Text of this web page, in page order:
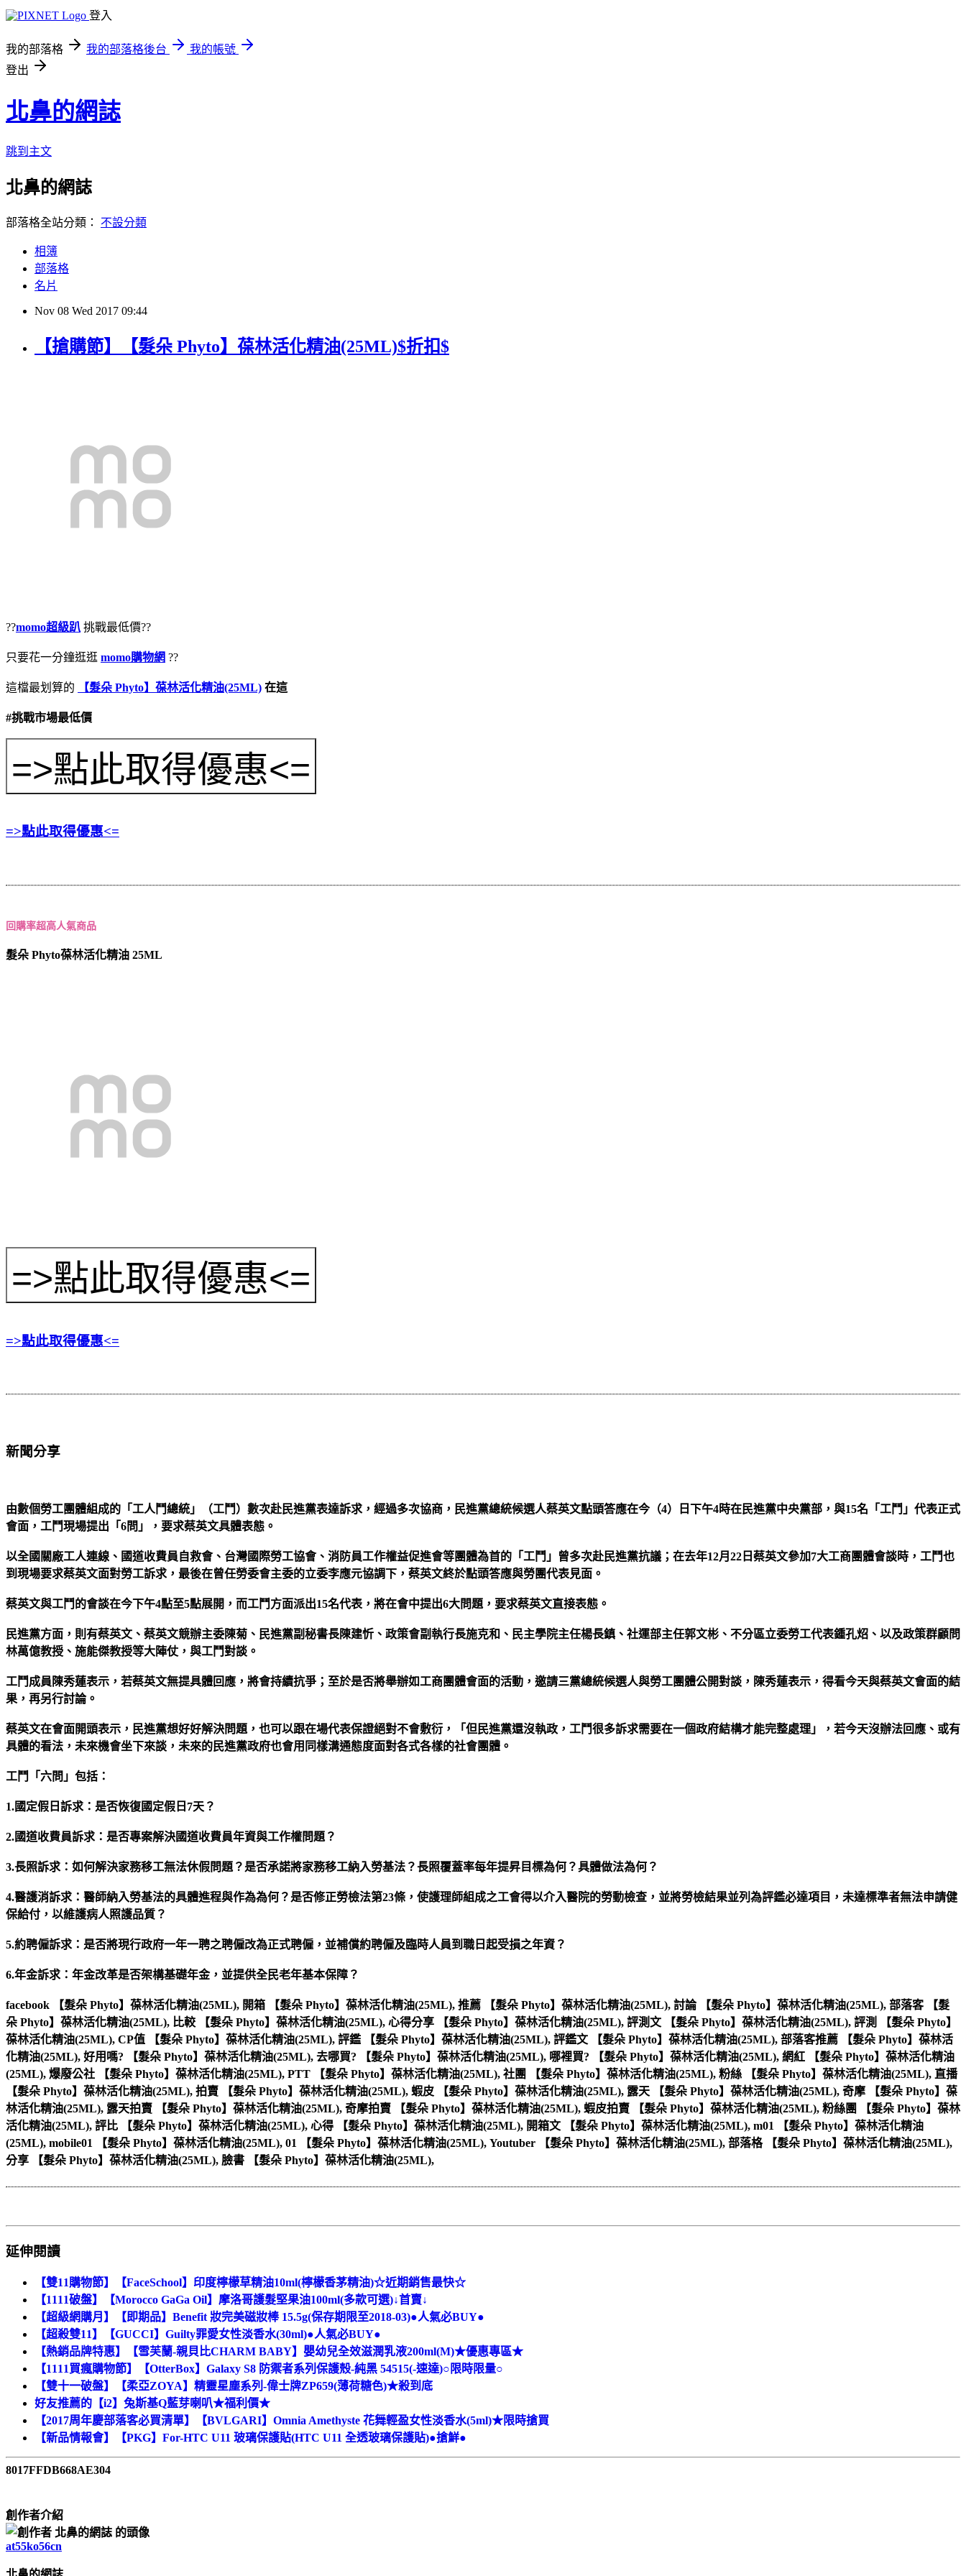
登入
我的部落格 我的部落格後台
我的帳號
登出
北鼻的網誌
跳到主文
北鼻的網誌
部落格全站分類： 不設分類
相簿
部落格
名片
Nov 08 Wed 2017 09:44
【搶購節】【髮朵 Phyto】葆林活化精油(25ML)$折扣$
??momo超級趴 挑戰最低價??
只要花一分鐘逛逛 momo購物網 ??
這檔最划算的 【髮朵 Phyto】葆林活化精油(25ML) 在這
#挑戰市場最低價
=>點此取得優惠<=
回購率超高人氣商品
髮朵 Phyto葆林活化精油 25ML
=>點此取得優惠<=
新聞分享
由數個勞工團體組成的「工人鬥總統」（工鬥）數次赴民進黨表達訴求，經過多次協商，民進黨總統候選人蔡英文點頭答應在今（4）日下午4時在民進黨中央黨部，與15名「工鬥」代表正式
會面，工鬥現場提出「6問」，要求蔡英文具體表態。
以全國關廠工人連線、國道收費員自救會、台灣國際勞工協會、消防員工作權益促進會等團體為首的「工鬥」曾多次赴民進黨抗議；在去年12月22日蔡英文參加7大工商團體會談時，工鬥也
到現場要求蔡英文面對勞工訴求，最後在曾任勞委會主委的立委李應元協調下，蔡英文終於點頭答應與勞團代表見面。
蔡英文與工鬥的會談在今下午4點至5點展開，而工鬥方面派出15名代表，將在會中提出6大問題，要求蔡英文直接表態。
民進黨方面，則有蔡英文、蔡英文競辦主委陳菊、民進黨副秘書長陳建忻、政策會副執行長施克和、民主學院主任楊長鎮、社運部主任郭文彬、不分區立委勞工代表鍾孔炤、以及政策群顧問
林萬億教授、施能傑教授等大陣仗，與工鬥對談。
工鬥成員陳秀蓮表示，若蔡英文無提具體回應，將會持續抗爭；至於是否將舉辦如工商團體會面的活動，邀請三黨總統候選人與勞工團體公開對談，陳秀蓮表示，得看今天與蔡英文會面的結
果，再另行討論。
蔡英文在會面開頭表示，民進黨想好好解決問題，也可以跟在場代表保證絕對不會敷衍，「但民進黨還沒執政，工鬥很多訴求需要在一個政府結構才能完整處理」，若今天沒辦法回應、或有
具體的看法，未來機會坐下來談，未來的民進黨政府也會用同樣溝通態度面對各式各樣的社會團體。
工鬥「六問」包括：
1.國定假日訴求：是否恢復國定假日7天？
2.國道收費員訴求：是否專案解決國道收費員年資與工作權問題？
3.長照訴求：如何解決家務移工無法休假問題？是否承諾將家務移工納入勞基法？長照覆蓋率每年提昇目標為何？具體做法為何？
4.醫護消訴求：醫師納入勞基法的具體進程與作為為何？是否修正勞檢法第23條，使護理師組成之工會得以介入醫院的勞動檢查，並將勞檢結果並列為評鑑必達項目，未達標準者無法申請健
保給付，以維護病人照護品質？
5.約聘僱訴求：是否將現行政府一年一聘之聘僱改為正式聘僱，並補償約聘僱及臨時人員到職日起受損之年資？
6.年金訴求：年金改革是否架構基礎年金，並提供全民老年基本保障？
facebook 【髮朵 Phyto】葆林活化精油(25ML), 開箱 【髮朵 Phyto】葆林活化精油(25ML), 推薦 【髮朵 Phyto】葆林活化精油(25ML), 討論 【髮朵 Phyto】葆林活化精油(25ML), 部落客 【髮
朵 Phyto】葆林活化精油(25ML), 比較 【髮朵 Phyto】葆林活化精油(25ML), 心得分享 【髮朵 Phyto】葆林活化精油(25ML), 評測文 【髮朵 Phyto】葆林活化精油(25ML), 評測 【髮朵 Phyto】
葆林活化精油(25ML), CP值 【髮朵 Phyto】葆林活化精油(25ML), 評鑑 【髮朵 Phyto】葆林活化精油(25ML), 評鑑文 【髮朵 Phyto】葆林活化精油(25ML), 部落客推薦 【髮朵 Phyto】葆林活
化精油(25ML), 好用嗎? 【髮朵 Phyto】葆林活化精油(25ML), 去哪買? 【髮朵 Phyto】葆林活化精油(25ML), 哪裡買? 【髮朵 Phyto】葆林活化精油(25ML), 網紅 【髮朵 Phyto】葆林活化精油
(25ML), 爆廢公社 【髮朵 Phyto】葆林活化精油(25ML), PTT 【髮朵 Phyto】葆林活化精油(25ML), 社團 【髮朵 Phyto】葆林活化精油(25ML), 粉絲 【髮朵 Phyto】葆林活化精油(25ML), 直播
【髮朵 Phyto】葆林活化精油(25ML), 拍賣 【髮朵 Phyto】葆林活化精油(25ML), 蝦皮 【髮朵 Phyto】葆林活化精油(25ML), 露天 【髮朵 Phyto】葆林活化精油(25ML), 奇摩 【髮朵 Phyto】葆
林活化精油(25ML), 露天拍賣 【髮朵 Phyto】葆林活化精油(25ML), 奇摩拍賣 【髮朵 Phyto】葆林活化精油(25ML), 蝦皮拍賣 【髮朵 Phyto】葆林活化精油(25ML), 粉絲團 【髮朵 Phyto】葆林
活化精油(25ML), 評比 【髮朵 Phyto】葆林活化精油(25ML), 心得 【髮朵 Phyto】葆林活化精油(25ML), 開箱文 【髮朵 Phyto】葆林活化精油(25ML), m01 【髮朵 Phyto】葆林活化精油
(25ML), mobile01 【髮朵 Phyto】葆林活化精油(25ML), 01 【髮朵 Phyto】葆林活化精油(25ML), Youtuber 【髮朵 Phyto】葆林活化精油(25ML), 部落格 【髮朵 Phyto】葆林活化精油(25ML),
分享 【髮朵 Phyto】葆林活化精油(25ML), 臉書 【髮朵 Phyto】葆林活化精油(25ML),
延伸閱讀
【雙11購物節】【FaceSchool】印度檸檬草精油10ml(檸檬香茅精油)☆近期銷售最快☆
【1111破盤】【Morocco GaGa Oil】摩洛哥護髮堅果油100ml(多款可選)↓首賣↓
【超級網購月】【即期品】Benefit 妝完美磁妝棒 15.5g(保存期限至2018-03)●人氣必BUY●
【超殺雙11】【GUCCI】Guilty罪愛女性淡香水(30ml)●人氣必BUY●
【熱銷品牌特惠】【雪芙蘭-親貝比CHARM BABY】嬰幼兒全效滋潤乳液200ml(M)★優惠專區★
【1111買瘋購物節】【OtterBox】Galaxy S8 防禦者系列保護殼-純黑 54515(-速達)○限時限量○
【雙十一破盤】【柔亞ZOYA】精靈星塵系列-偉士牌ZP659(薄荷糖色)★殺到底
好友推薦的【i2】兔斯基Q藍芽喇叭★福利價★
【2017周年慶部落客必買清單】【BVLGARI】Omnia Amethyste 花舞輕盈女性淡香水(5ml)★限時搶買
【新品情報會】【PKG】For-HTC U11 玻璃保護貼(HTC U11 全透玻璃保護貼)●搶鮮●
8017FFDB668AE304
創作者介紹
at55ko56cn